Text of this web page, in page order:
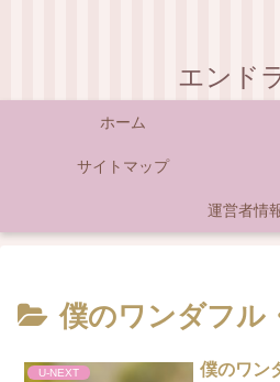
エンド
ホーム
サイトマップ
運営者情
僕のワンダフル
U-NEXT
僕のワン